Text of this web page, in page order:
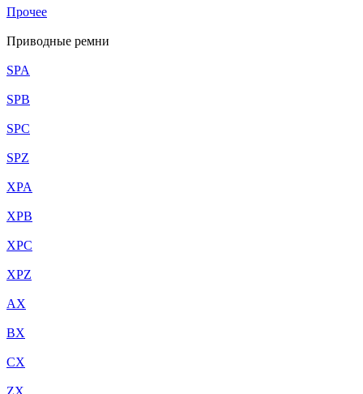
Прочее
Приводные ремни
SPA
SPB
SPC
SPZ
XPA
XPB
XPC
XPZ
AX
BX
CX
ZX